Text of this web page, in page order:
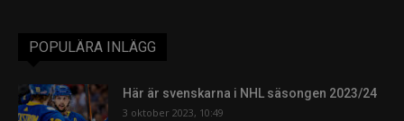
POPULÄRA INLÄGG
Här är svenskarna i NHL säsongen 2023/24
3 oktober 2023, 10:49